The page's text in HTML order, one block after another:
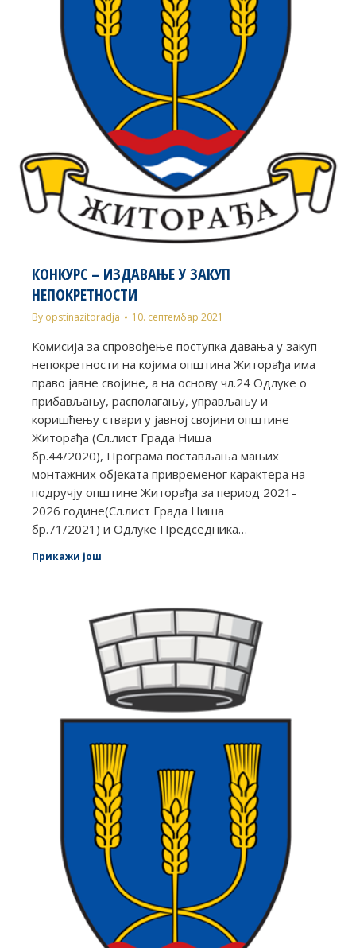
КОНКУРС – ИЗДАВАЊЕ У ЗАКУП
НЕПОКРЕТНОСТИ
By opstinazitoradja 10. септембар 2021
Комисија за спровођење поступка давања у закуп
непокретности на којима општина Житорађа има
право јавне својине, а на основу чл.24 Одлуке о
прибављању, располагању, управљању и
коришћењу ствари у јавној својини општине
Житорађа (Сл.лист Града Ниша
бр.44/2020), Програма постављања мањих
монтажних објеката привременог карактера на
подручју општине Житорађа за период 2021-
2026 године(Сл.лист Града Ниша
бр.71/2021) и Одлуке Председника…
Прикажи још